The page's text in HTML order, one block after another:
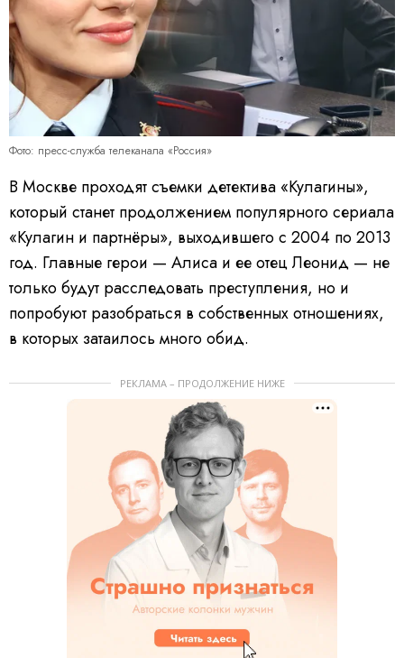
Фото: пресс-служба телеканала «Россия»
В Москве проходят съемки детектива «Кулагины»,
который станет продолжением популярного сериала
«Кулагин и партнёры», выходившего с 2004 по 2013
год. Главные герои — Алиса и ее отец Леонид — не
только будут расследовать преступления, но и
попробуют разобраться в собственных отношениях,
в которых затаилось много обид.
РЕКЛАМА – ПРОДОЛЖЕНИЕ НИЖЕ